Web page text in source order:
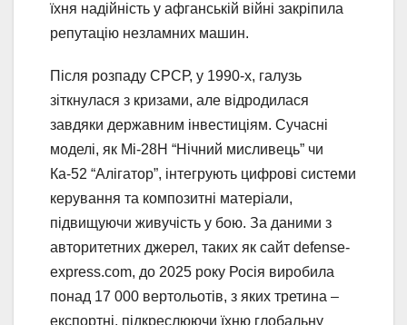
їхня надійність у афганській війні закріпила
репутацію незламних машин.
Після розпаду СРСР, у 1990-х, галузь
зіткнулася з кризами, але відродилася
завдяки державним інвестиціям. Сучасні
моделі, як Мі-28Н “Нічний мисливець” чи
Ка-52 “Алігатор”, інтегрують цифрові системи
керування та композитні матеріали,
підвищуючи живучість у бою. За даними з
авторитетних джерел, таких як сайт defense-
express.com, до 2025 року Росія виробила
понад 17 000 вертольотів, з яких третина –
експортні, підкреслюючи їхню глобальну